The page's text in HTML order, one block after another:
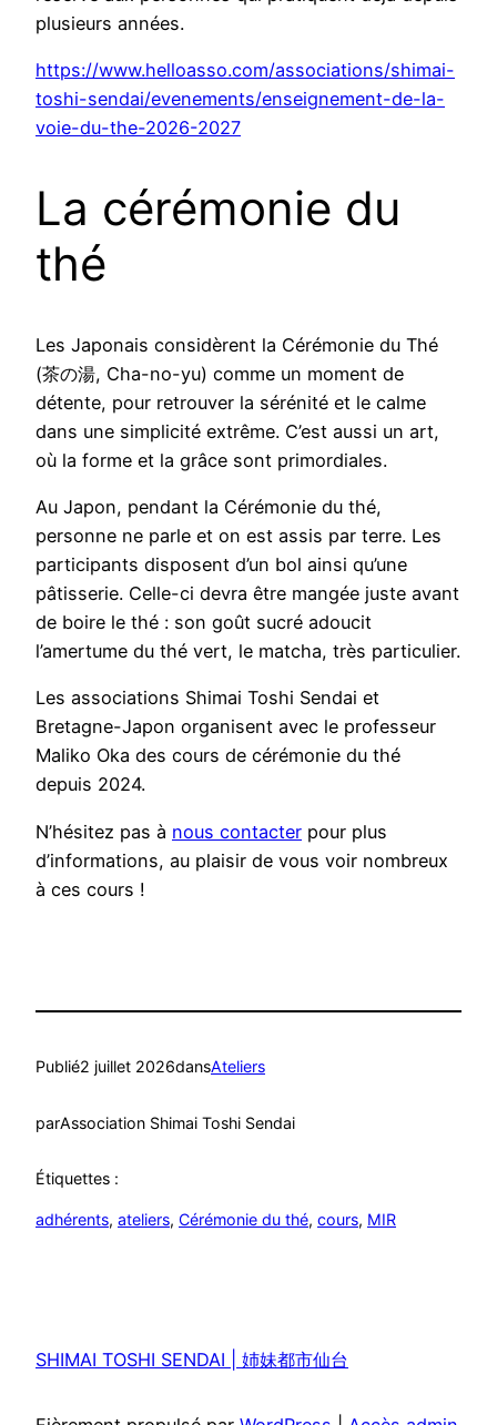
plusieurs années.
https://www.helloasso.com/associations/shimai-
toshi-sendai/evenements/enseignement-de-la-
voie-du-the-2026-2027
La cérémonie du
thé
Les Japonais considèrent la Cérémonie du Thé
(茶の湯, Cha-no-yu) comme un moment de
détente, pour retrouver la sérénité et le calme
dans une simplicité extrême. C’est aussi un art,
où la forme et la grâce sont primordiales.
Au Japon, pendant la Cérémonie du thé,
personne ne parle et on est assis par terre. Les
participants disposent d’un bol ainsi qu’une
pâtisserie. Celle-ci devra être mangée juste avant
de boire le thé : son goût sucré adoucit
l’amertume du thé vert, le matcha, très particulier.
Les associations Shimai Toshi Sendai et
Bretagne-Japon organisent avec le professeur
Maliko Oka des cours de cérémonie du thé
depuis 2024.
N’hésitez pas à nous contacter pour plus
d’informations, au plaisir de vous voir nombreux
à ces cours !
Publié2 juillet 2026dansAteliers
parAssociation Shimai Toshi Sendai
Étiquettes :
adhérents, ateliers, Cérémonie du thé, cours, MIR
SHIMAI TOSHI SENDAI | 姉妹都市仙台